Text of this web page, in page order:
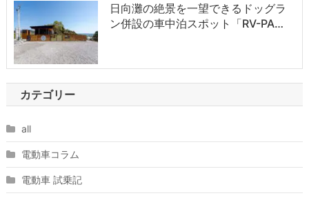
日向灘の絶景を一望できるドッグラ
ン併設の車中泊スポット「RV-PA…
カテゴリー
all
電動車コラム
電動車 試乗記